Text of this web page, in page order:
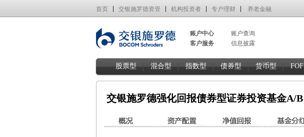
首页 交银施罗德资管 机构投资者 专户理财 养老金融
账户中心
账户查询
客户服务
信息披露
股票型 混合型 指数型 债券型 货币型 FOF
交银施罗德强化回报债券型证券投资基金A/B